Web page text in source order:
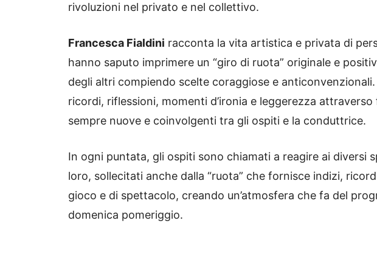
rivoluzioni nel privato e nel collettivo.
Francesca Fialdini racconta la vita artistica e privata di
hanno saputo imprimere un “giro di ruota” originale e
degli altri compiendo scelte coraggiose e
ricordi, riflessioni, momenti d’ironia e leggerezza attraverso
sempre nuove e coinvolgenti tra gli ospiti e la conduttrice.
In ogni puntata, gli ospiti sono chiamati a reagire ai diversi
loro, sollecitati anche dalla “ruota” che fornisce indizi,
gioco e di spettacolo, creando un’atmosfera che fa del
domenica pomeriggio.